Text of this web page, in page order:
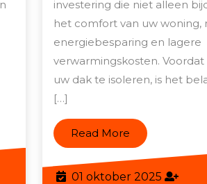
Kost
Isolatie
voor
uw
investering die niet alleen
het comfort van uw woning,
energiebesparing en lagere
verwarmingskosten.
uw dak te isoleren, is het
[…]
Read More Read
More
01 oktober 2025 01